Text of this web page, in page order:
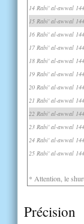
14 Rabi' al-awwal
15 Rabi' al-awwal
16 Rabi' al-awwal
17 Rabi' al-awwal
18 Rabi' al-awwal
19 Rabi' al-awwal
20 Rabi' al-awwal
21 Rabi' al-awwal
22 Rabi' al-awwal
23 Rabi' al-awwal
24 Rabi' al-awwal
25 Rabi' al-awwal
* Attention, le
Précision